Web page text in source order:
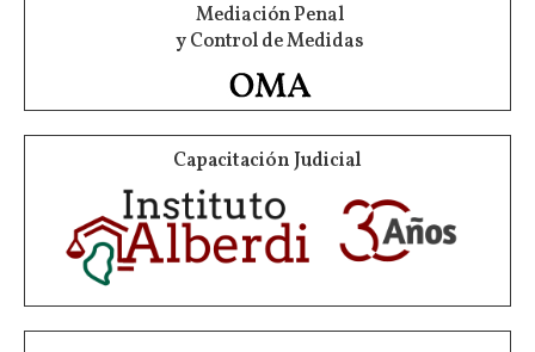
Mediación Penal
y Control de Medidas
Capacitación Judicial